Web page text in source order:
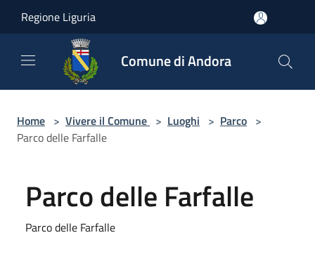
Regione Liguria
Comune di Andora
Home > Vivere il Comune > Luoghi > Parco >
Parco delle Farfalle
Parco delle Farfalle
Parco delle Farfalle